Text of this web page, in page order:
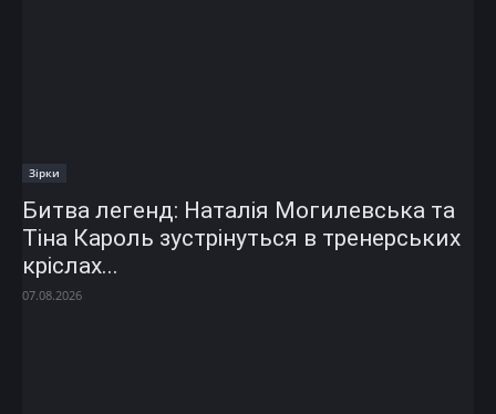
Зірки
Битва легенд: Наталія Могилевська та
Тіна Кароль зустрінуться в тренерських
кріслах...
07.08.2026